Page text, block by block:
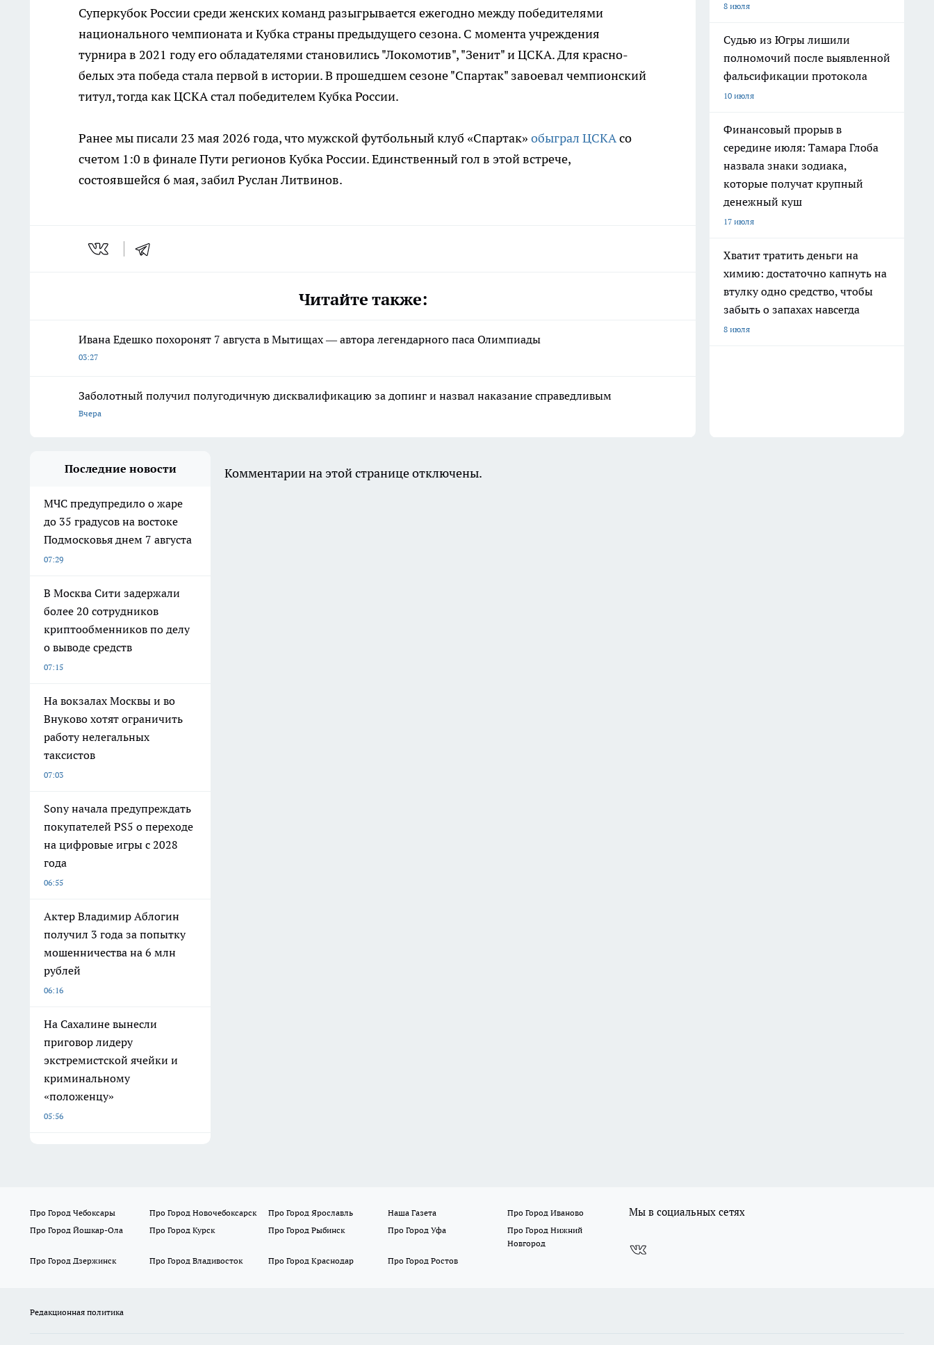
Суперкубок России среди женских команд разыгрывается ежегодно между победителями
национального чемпионата и Кубка страны предыдущего сезона. С момента учреждения
турнира в 2021 году его обладателями становились "Локомотив", "Зенит" и ЦСКА. Для красно-
белых эта победа стала первой в истории. В прошедшем сезоне "Спартак" завоевал чемпионский
титул, тогда как ЦСКА стал победителем Кубка России.
Ранее мы писали 23 мая 2026 года, что мужской футбольный клуб «Спартак» обыграл ЦСКАсо
счетом 1:0 в финале Пути регионов Кубка России. Единственный гол в этой встрече,
состоявшейся 6 мая, забил Руслан Литвинов.
Читайте также:
Ивана Едешко похоронят 7 августа в Мытищах — автора легендарного паса Олимпиады
03:27
Заболотный получил полугодичную дисквалификацию за допинг и назвал наказание справедливым
Вчера
8 июля
Судью из Югры лишили
полномочий после выявленной
фальсификации протокола
10 июля
Финансовый прорыв в
середине июля: Тамара Глоба
назвала знаки зодиака,
которые получат крупный
денежный куш
17 июля
Хватит тратить деньги на
химию: достаточно капнуть на
втулку одно средство, чтобы
забыть о запахах навсегда
8 июля
Последние новости
МЧС предупредило о жаре
до 35 градусов на востоке
Подмосковья днем 7 августа
07:29
В Москва Сити задержали
более 20 сотрудников
криптообменников по делу
о выводе средств
07:15
На вокзалах Москвы и во
Внуково хотят ограничить
работу нелегальных
таксистов
07:03
Sony начала предупреждать
покупателей PS5 о переходе
на цифровые игры с 2028
года
06:55
Актер Владимир Аблогин
получил 3 года за попытку
мошенничества на 6 млн
рублей
06:16
На Сахалине вынесли
приговор лидеру
экстремистской ячейки и
криминальному
«положенцу»
05:56
Комментарии на этой странице отключены.
Про Город Чебоксары Про Город Новочебоксарск Про Город Ярославль Наша Газета
Про Город Иваново
Про Город Йошкар-Ола
Про Город Курск Про Город Рыбинск Про Город Уфа
Про Город Нижний
Новгород
Про Город Дзержинск
Про Город Владивосток Про Город Краснодар Про Город Ростов
Мы в социальных сетях
Редакционная политика